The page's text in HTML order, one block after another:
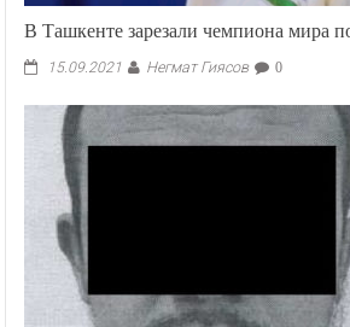
В Ташкенте зарезали чемпиона мира
15.09.2021 Негмат Гиясов 0